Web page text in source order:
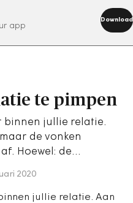
app
Download
te pimpen
binnen jullie relatie.
de vonken
Hoewel: de…
2020
jullie relatie. Aan